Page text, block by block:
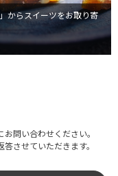
」からスイーツをお取り寄
問い合わせください。
させていただきます。